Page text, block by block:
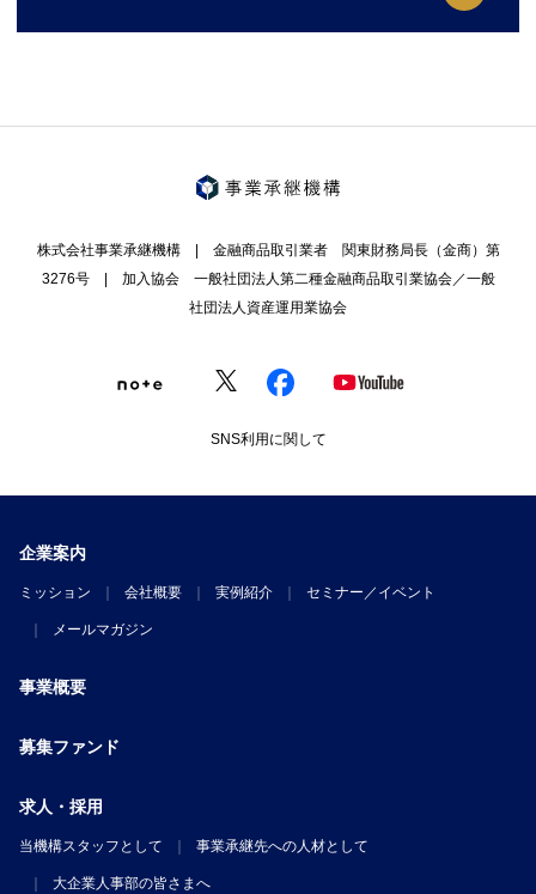
株式会社事業承継機構 | 金融商品取引業者 関東財務局長（金商）第
3276号 | 加入協会 一般社団法人第二種金融商品取引業協会／一般
社団法人資産運用業協会
SNS利用に関して
企業案内
ミッション 会社概要 実例紹介 セミナー／イベント
メールマガジン
事業概要
募集ファンド
求人・採用
当機構スタッフとして 事業承継先への人材として
大企業人事部の皆さまへ